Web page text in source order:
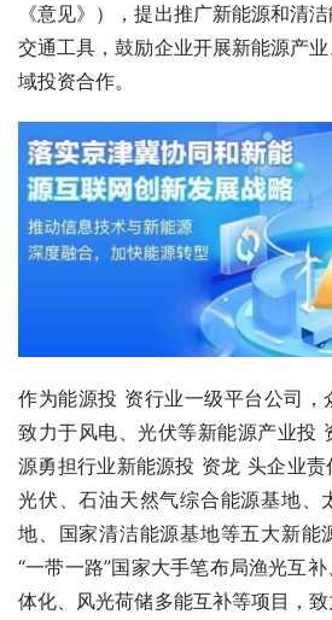
《意见》），提出推广新能源和清
交通工具，鼓励企业开展新能源产
域投资合作。
作为能源投 资行业一级平台公司，
致力于风电、光伏等新能源产业投
源勇担行业新能源投 资龙 头企业
光伏、石油天然气综合能源基地、
地、国家清洁能源基地等五大新能
“一带一路”国家大手笔布局渔光互
体化、风光荷储多能互补等项目，